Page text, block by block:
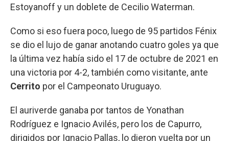
Estoyanoff y un doblete de Cecilio Waterman.
Como si eso fuera poco, luego de 95 partidos Fénix
se dio el lujo de ganar anotando cuatro goles ya que
la última vez había sido el 17 de octubre de 2021 en
una victoria por 4-2, también como visitante, ante
Cerrito por el Campeonato Uruguayo.
El auriverde ganaba por tantos de Yonathan
Rodríguez e Ignacio Avilés, pero los de Capurro,
dirigidos por Ignacio Pallas, lo dieron vuelta por un